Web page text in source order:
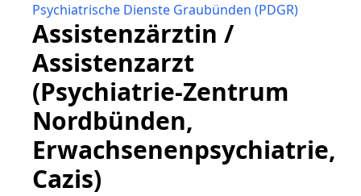
Psychiatrische Dienste Graubünden (PDGR)
Assistenzärztin /
Assistenzarzt
(Psychiatrie-Zentrum
Nordbünden,
Erwachsenenpsychiatrie,
Cazis)